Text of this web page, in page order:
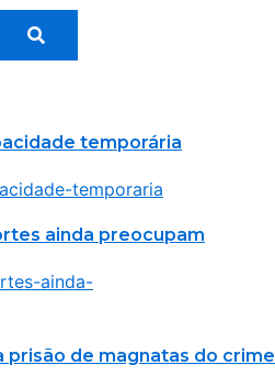
temporária
ainda preocupam
prisão de magnatas do crime